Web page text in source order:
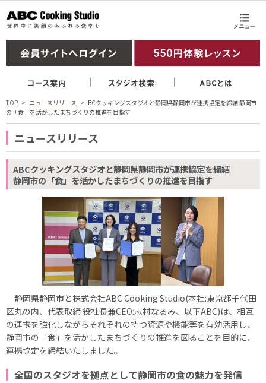
TOP ニュースリリース
BCクッキングスタジオと静岡県静岡市が連携協定を締結 静岡市
の「食」を活かしたまちづくりの推進を目指す
ニュースリリース
ABCクッキングスタジオと静岡県静岡市が連携協定を締結
静岡市の「食」を活かしたまちづくりの推進を目指す
静岡県静岡市と株式会社ABC Cooking Studio(本社:東京都千代田
区丸の内、代表取締 役社長兼CEO:志村なるみ、以下ABC)は、相互
の連携を強化しながらそれぞれの持つ資源や機能等を有効活用し、
静岡市の「食」を活かしたまちづくりの推進を図ることを目的に、
連携協定を締結いたしました。
全国のスタジオを拠点として静岡市の食の魅力を発信